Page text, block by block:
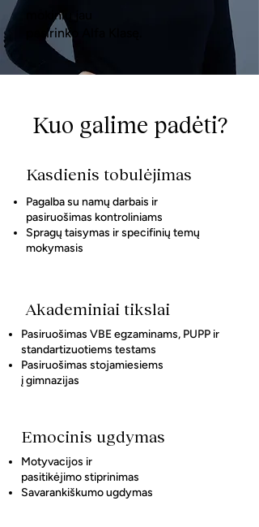
mokinių jau
pasirinko Alfa Klasę.
Kuo galime padėti?
Kasdienis tobulėjimas
Pagalba su namų darbais ir
pasiruošimas kontroliniams
Spragų taisymas ir specifinių temų
mokymasis
Akademiniai tikslai
Pasiruošimas VBE egzaminams, PUPP ir
standartizuotiems testams
Pasiruošimas stojamiesiems
į gimnazijas
Emocinis ugdymas
Motyvacijos ir
pasitikėjimo stiprinimas
Savarankiškumo ugdymas